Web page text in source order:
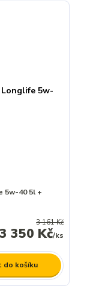
5w-40 5l +
3 161 Kč
3 350 Kč/ks
do košíku